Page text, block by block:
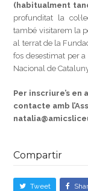
(habitualment
profunditat la
també visitarem la
al terrat de la
fos desestimat per
Nacional de
Per inscriure’s
contacte amb
Compartir
Tweet